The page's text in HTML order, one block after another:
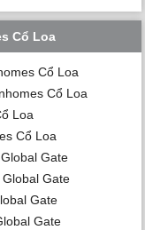
Cổ Loa
Cổ Loa
Cổ Loa
Loa
Cổ Loa
Gate
Gate
Gate
Gate